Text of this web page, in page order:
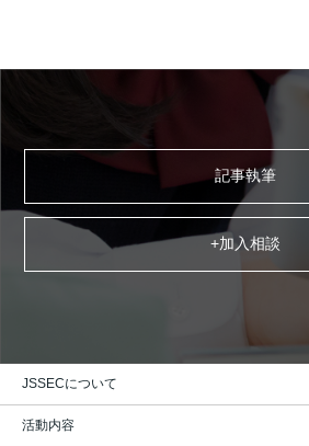
記事執筆
+加入相談
JSSECについて
活動内容